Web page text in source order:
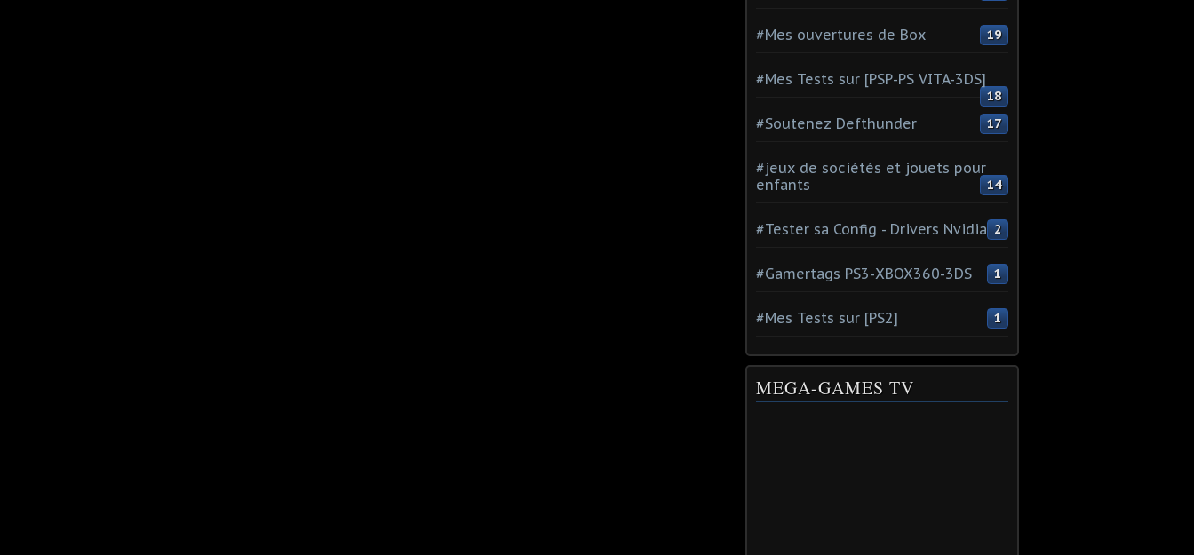
#Mes ouvertures de Box 19
#Mes Tests sur [PSP-PS VITA-3DS]
18
#Soutenez Defthunder 17
#jeux de sociétés et jouets pour
enfants
14
#Tester sa Config - Drivers Nvidia 2
#Gamertags PS3-XBOX360-3DS 1
#Mes Tests sur [PS2] 1
MEGA-GAMES TV